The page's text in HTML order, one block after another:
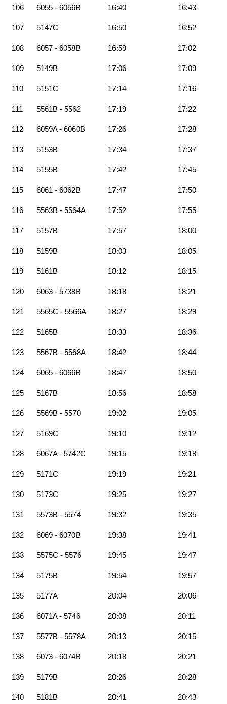
106 6055 - 6056B 16:40 16:43
107 5147C 16:50 16:52
108 6057 - 6058B 16:59 17:02
109 5149B 17:06 17:09
110 5151C 17:14 17:16
111 5561B - 5562 17:19 17:22
112 6059A - 6060B 17:26 17:28
113 5153B 17:34 17:37
114 5155B 17:42 17:45
115 6061 - 6062B 17:47 17:50
116 5563B - 5564A 17:52 17:55
117 5157B 17:57 18:00
118 5159B 18:03 18:05
119 5161B 18:12 18:15
120 6063 - 5738B 18:18 18:21
121 5565C - 5566A 18:27 18:29
122 5165B 18:33 18:36
123 5567B - 5568A 18:42 18:44
124 6065 - 6066B 18:47 18:50
125 5167B 18:56 18:58
126 5569B - 5570 19:02 19:05
127 5169C 19:10 19:12
128 6067A - 5742C 19:15 19:18
129 5171C 19:19 19:21
130 5173C 19:25 19:27
131 5573B - 5574 19:32 19:35
132 6069 - 6070B 19:38 19:41
133 5575C - 5576 19:45 19:47
134 5175B 19:54 19:57
135 5177A 20:04 20:06
136 6071A - 5746 20:08 20:11
137 5577B - 5578A 20:13 20:15
138 6073 - 6074B 20:18 20:21
139 5179B 20:26 20:28
140 5181B 20:41 20:43